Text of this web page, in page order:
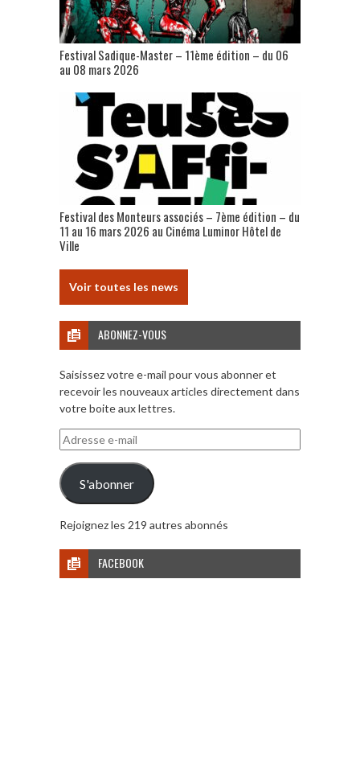
Festival Sadique-Master – 11ème édition – du 06
au 08 mars 2026
Festival des Monteurs associés – 7ème édition – du
11 au 16 mars 2026 au Cinéma Luminor Hôtel de
Ville
Voir toutes les news
ABONNEZ-VOUS
Saisissez votre e-mail pour vous abonner et
recevoir les nouveaux articles directement dans
votre boite aux lettres.
Adresse
e-
mail
S'abonner
Rejoignez les 219 autres abonnés
FACEBOOK